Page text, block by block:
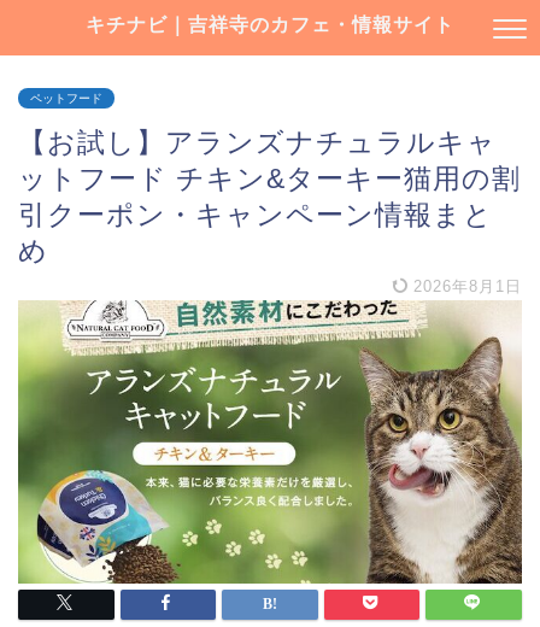
キチナビ｜吉祥寺のカフェ・情報サイト
ペットフード
【お試し】アランズナチュラルキャ
ットフード チキン&ターキー猫用の割
引クーポン・キャンペーン情報まと
め
2026年8月1日